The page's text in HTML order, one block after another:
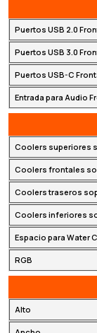
Puertos USB 2.0
Puertos USB 3.0
Puertos USB-C
Entrada para Audio
Coolers superiores
Coolers frontales
Coolers traseros
Coolers inferiores
Espacio para Water
RGB
Alto